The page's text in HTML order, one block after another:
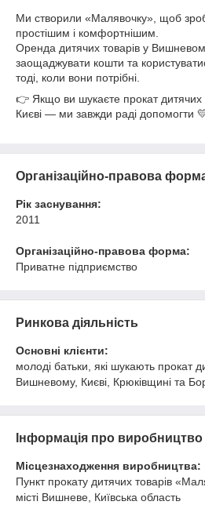
Ми створили «Малявочку», щоб
простішим і комфортнішим.
Оренда дитячих товарів у
заощаджувати кошти та
тоді, коли вони потрібні.
👉 Якщо ви шукаєте прокат
Києві — ми завжди раді допомогти
Організаційно-правова
Рік заснування:
2011
Організаційно-правова форма:
Приватне підприємство
Ринкова діяльність
Основні клієнти:
молоді батьки, які шукають прокат
Вишневому, Києві, Крюківщині та
Інформація про виробництво
Місцезнаходження виробництва:
Пункт прокату дитячих товарів
місті Вишневе, Київська область